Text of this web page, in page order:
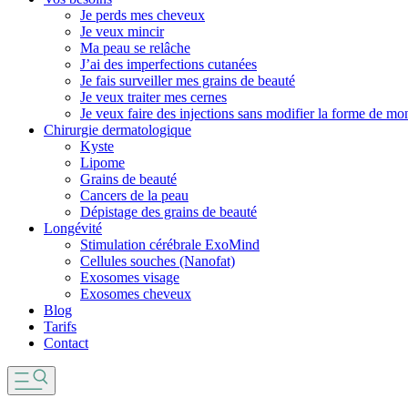
Je perds mes cheveux
Je veux mincir
Ma peau se relâche
J’ai des imperfections cutanées
Je fais surveiller mes grains de beauté
Je veux traiter mes cernes
Je veux faire des injections sans modifier la forme de
Chirurgie dermatologique
Kyste
Lipome
Grains de beauté
Cancers de la peau
Dépistage des grains de beauté
Longévité
Stimulation cérébrale ExoMind
Cellules souches (Nanofat)
Exosomes visage
Exosomes cheveux
Blog
Tarifs
Contact